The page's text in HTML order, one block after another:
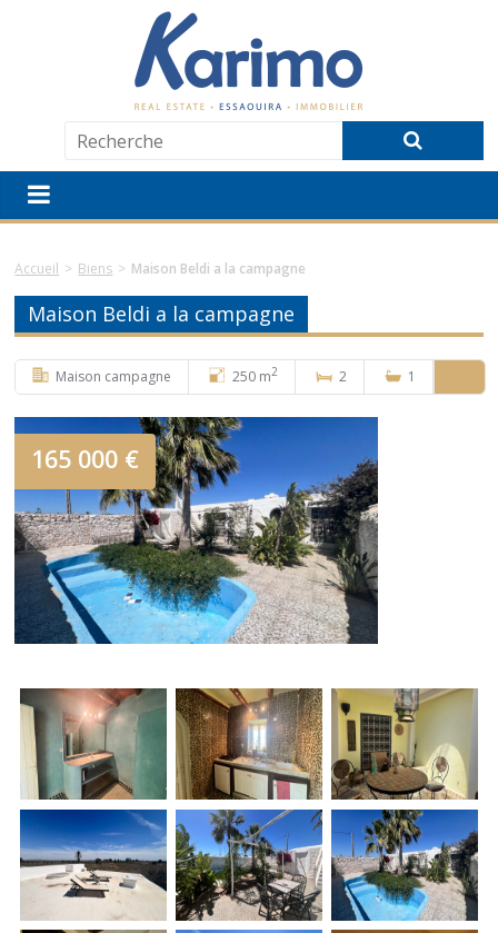
Accueil > Biens > Maison Beldi a la campagne
Maison Beldi a la campagne
Maison campagne 250 m2 2 1
165 000 €